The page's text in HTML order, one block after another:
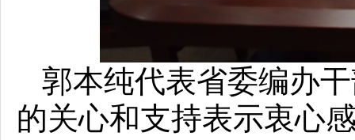
郭本纯代表省委编办
的关心和支持表示衷心